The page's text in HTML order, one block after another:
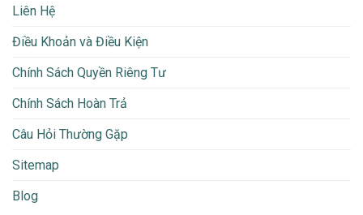
Liên Hệ
Điều Khoản và Điều Kiện
Chính Sách Quyền Riêng Tư
Chính Sách Hoàn Trả
Câu Hỏi Thường Gặp
Sitemap
Blog